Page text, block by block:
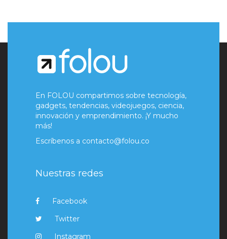
En FOLOU compartimos sobre tecnología,
gadgets, tendencias, videojuegos, ciencia,
innovación y emprendimiento. ¡Y mucho
más!
Escríbenos a contacto@folou.co
Nuestras redes
Facebook
Twitter
Instagram